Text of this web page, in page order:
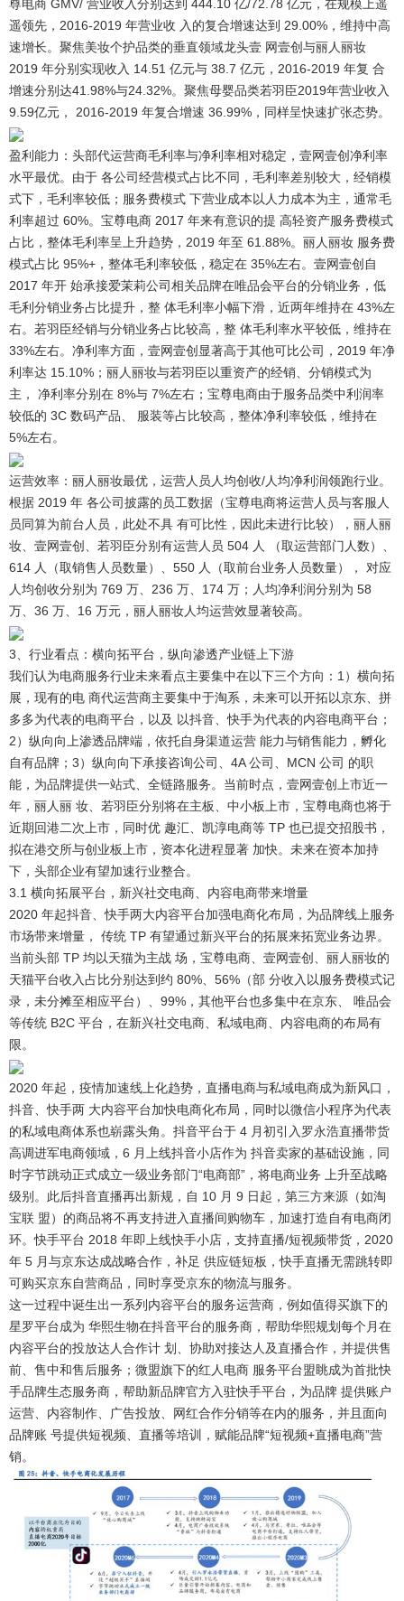
尊电商 GMV/ 营业收入分别达到 444.10 亿/72.78 亿元，在规模上遥
遥领先，2016-2019 年营业收 入的复合增速达到 29.00%，维持中高
速增长。聚焦美妆个护品类的垂直领域龙头壹 网壹创与丽人丽妆
2019 年分别实现收入 14.51 亿元与 38.7 亿元，2016-2019 年复 合
增速分别达41.98%与24.32%。聚焦母婴品类若羽臣2019年营业收入
9.59亿元， 2016-2019 年复合增速 36.99%，同样呈快速扩张态势。
盈利能力：头部代运营商毛利率与净利率相对稳定，壹网壹创净利率
水平最优。 由于 各公司经营模式占比不同，毛利率差别较大，经销模
式下，毛利率较低；服务费模式 下营业成本以人力成本为主，通常毛
利率超过 60%。宝尊电商 2017 年来有意识的提 高轻资产服务费模式
占比，整体毛利率呈上升趋势，2019 年至 61.88%。丽人丽妆 服务费
模式占比 95%+，整体毛利率较低，稳定在 35%左右。壹网壹创自
2017 年开 始承接爱茉莉公司相关品牌在唯品会平台的分销业务，低
毛利分销业务占比提升，整 体毛利率小幅下滑，近两年维持在 43%左
右。若羽臣经销与分销业务占比较高，整 体毛利率水平较低，维持在
33%左右。净利率方面，壹网壹创显著高于其他可比公司，2019 年净
利率达 15.10%；丽人丽妆与若羽臣以重资产的经销、分销模式为
主， 净利率分别在 8%与 7%左右；宝尊电商由于服务品类中利润率
较低的 3C 数码产品、 服装等占比较高，整体净利率较低，维持在
5%左右。
运营效率：丽人丽妆最优，运营人员人均创收/人均净利润领跑行业。
根据 2019 年 各公司披露的员工数据（宝尊电商将运营人员与客服人
员同算为前台人员，此处不具 有可比性，因此未进行比较），丽人丽
妆、壹网壹创、若羽臣分别有运营人员 504 人 （取运营部门人数）、
614 人（取销售人员数量）、550 人（取前台业务人员数量）， 对应
人均创收分别为 769 万、236 万、174 万；人均净利润分别为 58
万、36 万、16 万元，丽人丽妆人均运营效显著较高。
3、行业看点：横向拓平台，纵向渗透产业链上下游
我们认为电商服务行业未来看点主要集中在以下三个方向： 1）横向拓
展，现有的电 商代运营商主要集中于淘系，未来可以开拓以京东、拼
多多为代表的电商平台，以及 以抖音、快手为代表的内容电商平台；
2）纵向向上渗透品牌端，依托自身渠道运营 能力与销售能力，孵化
自有品牌；3）纵向向下承接咨询公司、4A 公司、MCN 公司 的职
能，为品牌提供一站式、全链路服务。当前时点，壹网壹创上市近一
年，丽人丽 妆、若羽臣分别将在主板、中小板上市，宝尊电商也将于
近期回港二次上市，同时优 趣汇、凯淳电商等 TP 也已提交招股书，
拟在港交所与创业板上市，资本化进程显著 加快。未来在资本加持
下，头部企业有望加速行业整合。
3.1 横向拓展平台，新兴社交电商、内容电商带来增量
2020 年起抖音、快手两大内容平台加强电商化布局，为品牌线上服务
市场带来增量， 传统 TP 有望通过新兴平台的拓展来拓宽业务边界。
当前头部 TP 均以天猫为主战 场，宝尊电商、壹网壹创、丽人丽妆的
天猫平台收入占比分别达到约 80%、56%（部 分收入以服务费模式记
录，未分摊至相应平台）、99%，其他平台也多集中在京东、 唯品会
等传统 B2C 平台，在新兴社交电商、私域电商、内容电商的布局有
限。
2020 年起，疫情加速线上化趋势，直播电商与私域电商成为新风口，
抖音、快手两 大内容平台加快电商化布局，同时以微信小程序为代表
的私域电商体系也崭露头角。 抖音平台于 4 月初引入罗永浩直播带货
高调进军电商领域，6 月上线抖音小店作为 抖音卖家的基础设施，同
时字节跳动正式成立一级业务部门“电商部”，将电商业务 上升至战略
级别。此后抖音直播再出新规，自 10 月 9 日起，第三方来源（如淘
宝联 盟）的商品将不再支持进入直播间购物车，加速打造自有电商闭
环。快手平台 2018 年即上线快手小店，支持直播/短视频带货，2020
年 5 月与京东达成战略合作，补足 供应链短板，快手直播无需跳转即
可购买京东自营商品，同时享受京东的物流与服务。
这一过程中诞生出一系列内容平台的服务运营商，例如值得买旗下的
星罗平台成为 华熙生物在抖音平台的服务商，帮助华熙规划每个月在
内容平台的投放达人合作计 划、协助对接达人及直播合作，并提供售
前、售中和售后服务；微盟旗下的红人电商 服务平台盟眺成为首批快
手品牌生态服务商，帮助新品牌官方入驻快手平台，为品牌 提供账户
运营、内容制作、广告投放、网红合作分销等在内的服务，并且面向
品牌账 号提供短视频、直播等培训，赋能品牌“短视频+直播电商”营
销。